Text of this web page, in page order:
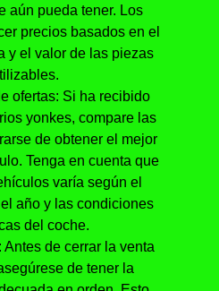
aún pueda tener. Los
precios basados en el
y el valor de las piezas
ofertas: Si ha recibido
yonkes, compare las
de obtener el mejor
Tenga en cuenta que
varía según el
año y las condiciones
del coche.
de cerrar la venta
de tener la